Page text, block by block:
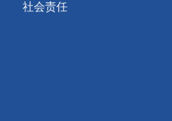
社会责任